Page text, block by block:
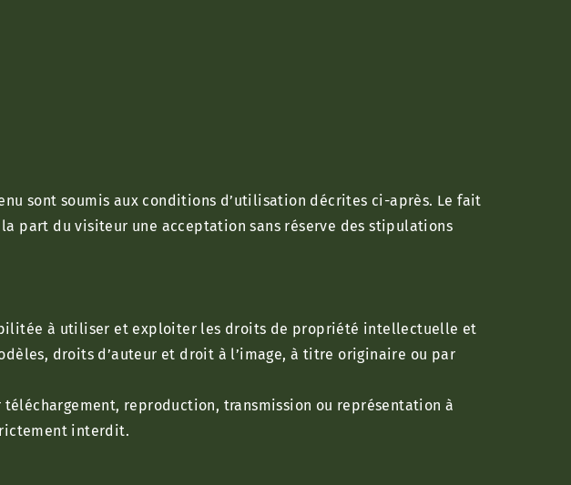
sont soumis aux conditions d’utilisation décrites ci-après. Le fait
part du visiteur une acceptation sans réserve des stipulations
à utiliser et exploiter les droits de propriété intellectuelle et
droits d’auteur et droit à l’image, à titre originaire ou par
reproduction, transmission ou représentation à
interdit.